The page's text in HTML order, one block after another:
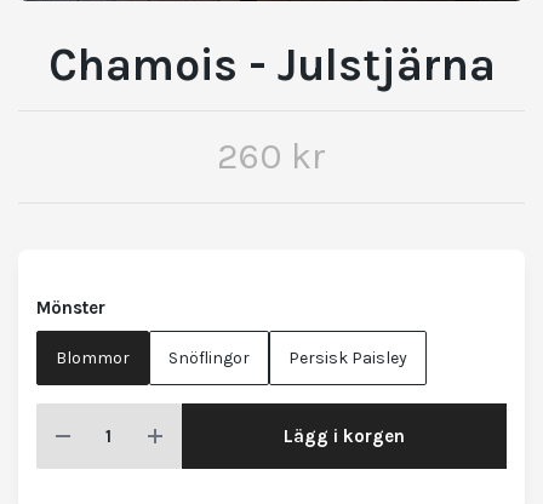
Chamois - Julstjärna
260 kr
Mönster
Blommor Snöflingor Persisk Paisley
Lägg i korgen